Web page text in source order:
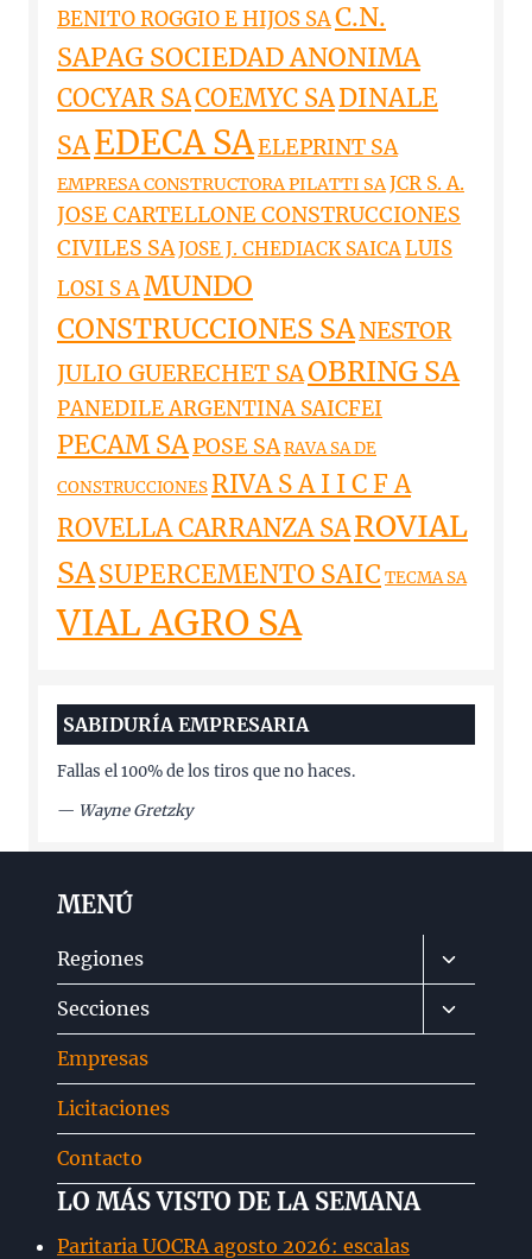
BENITO ROGGIO E HIJOS SAC.N.
SAPAG SOCIEDAD ANONIMA
COCYAR SACOEMYC SADINALE
SAEDECA SAELEPRINT SA
EMPRESA CONSTRUCTORA PILATTI SAJCR S. A.
JOSE CARTELLONE CONSTRUCCIONES
CIVILES SAJOSE J. CHEDIACK SAICALUIS
LOSI S AMUNDO
CONSTRUCCIONES SANESTOR
JULIO GUERECHET SAOBRING SA
PANEDILE ARGENTINA SAICFEI
PECAM SAPOSE SARAVA SA DE
CONSTRUCCIONES RIVA S A I I C F A
ROVELLA CARRANZA SAROVIAL
SASUPERCEMENTO SAIC TECMA SA
VIAL AGRO SA
SABIDURÍA EMPRESARIA
Fallas el 100% de los tiros que no haces.
— Wayne Gretzky
MENÚ
Regiones
Alternar
menú
hijo
Secciones
Alternar
menú
Empresas
Licitaciones
Contacto
LO MÁS VISTO DE LA SEMANA
Paritaria UOCRA agosto 2026: escalas